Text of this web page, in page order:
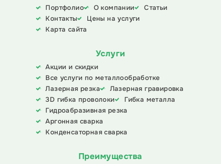
Портфолио О компании
Статьи
Контакты
Цены на услуги
Карта сайта
Услуги
Акции и скидки
Все услуги по металлообработке
Лазерная резка
Лазерная гравировка
3D гибка проволоки
Гибка металла
Гидроабразивная резка
Аргонная сварка
Конденсаторная сварка
Преимущества